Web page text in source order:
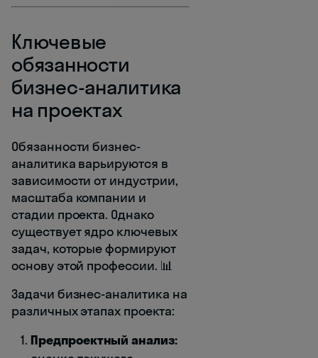
Ключевые
обязанности
бизнес-аналитика
на проектах
Обязанности бизнес-
аналитика варьируются в
зависимости от индустрии,
масштаба компании и
стадии проекта. Однако
существует ядро ключевых
задач, которые формируют
основу этой профессии. 📊
Задачи бизнес-аналитика на
различных этапах проекта:
Предпроектный анализ: